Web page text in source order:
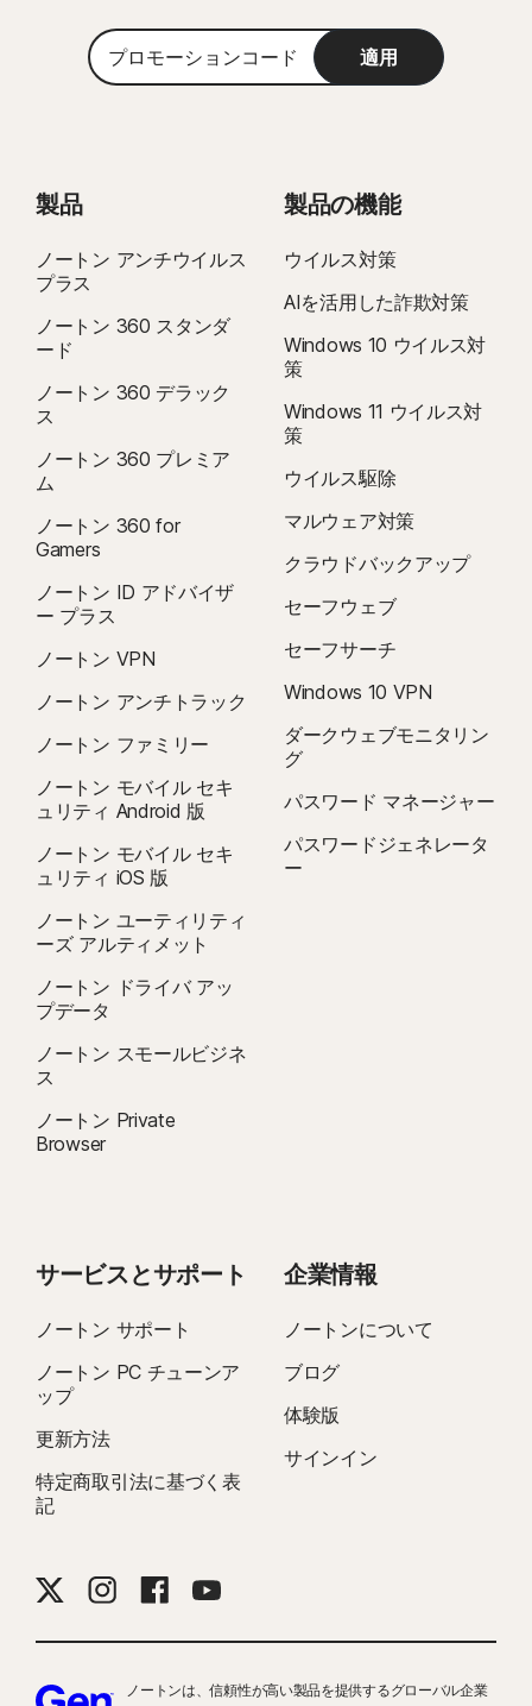
す。お客様が前もってキャンセルしなかった場合、体験期間の終了時に請求
が発生します。
35 日前までに請求されます。年間ライセンスの場合は、更新料金が記載さ
なる場合があります。また、変更される場合があります。ライセンスの更新
は、 こちらに記載されているように
こちらから当社までお問い合わせください。
キャンセルと返金:
月間ライセンスの場合は初回購入から 14 日以内、年間
ライセンスの場合は初回購入から 60 日以内であれば、ライセンス契約をキ
ャンセルして料金の全額を返金として受け取ることができます。詳しくは、
を参照してください。
契約をキャンセルする場合や返金を依頼するする場合は、こちらをクリック
してください
。
制限事項が適用されます。ウイルス駆除サービスを利用する場合は、デバイス
セキュリティライセンスの自動更新サービスに登録する必要があります。詳し
Norton.com/virus-protection-promise
クラウドバックアップ機能を使用できるのは、Windows だけです (Windows
S モードと、ARM プロセッサ上で稼働する Windows を除く)。
セーフカム機能を使用できるのは、Windows だけです (Windows S モードを
除く)。
位置情報の監視機能は、一部の国では使用できません
。この機能を使用するに
は、お子様のデバイスにノートン ファミリーアプリをインストールし、電源を
オンにする必要があります。
2021 年ノートン LifeLock サイバーセーフティインサイトレポート: グローバ
ルの結果
ビデオの監視には、Windows のブラウザ拡張機能、iOS と Android のアプリ
内ノートン ブラウザが必要になります。YouTube.com (他の Web サイトやブ
ログに埋め込まれている YouTube 動画は除く) や Hulu.com (Windows のみ) で
Products Performance Benchmarks」という調査レポートに記載されてい
Windows のほとんどの警告を抑制するには、全画面モードを使用する必要が
あります。
自動ディープフェイク対策は、サポートされている英語のソーシャルメディ
ア／動画プラットフォームでのみ利用できます。その他のプラットフォームで
は手動スキャンを使用できます。Windows 11以降および対応ブラウザが必要で
製の8コアCPU、16 GB RAM以上）またはAI非搭載パソコン（任意のブランド
の6コアCPU、16 GB RAM以上）が必要です。 AI非搭載パソコンでは4コア
さい。
プ
ロ
モ
ド
適用
製品
ノートン アンチウイルス
プラス
ノートン 360 スタンダ
ード
ノートン 360 デラック
ス
ノートン 360 プレミア
ム
ノートン 360 for
Gamers
ノートン ID アドバイザ
ー プラス
ノートン VPN
ノートン アンチトラック
ノートン ファミリー
ノートン モバイル セキ
ュリティ Android 版
ノートン モバイル セキ
ュリティ iOS 版
ノートン ユーティリティ
ーズ アルティメット
ノートン ドライバ アッ
プデータ
ノートン スモールビジネ
ス
ノートン Private
Browser
製品の機能
ウイルス対策
AIを活用した詐欺対策
Windows 10 ウイルス対
策
Windows 11 ウイルス対
策
ウイルス駆除
マルウェア対策
クラウドバックアップ
セーフウェブ
セーフサーチ
Windows 10 VPN
ダークウェブモニタリン
グ
パスワード マネージャー
パスワードジェネレータ
ー
サービスとサポート
ノートン サポート
ノートン PC チューンア
ップ
更新方法
特定商取引法に基づく表
記
企業情報
ノートンについて
ブログ
体験版
サインイン
ノートンは、信頼性が高い製品を提供するグローバル企業